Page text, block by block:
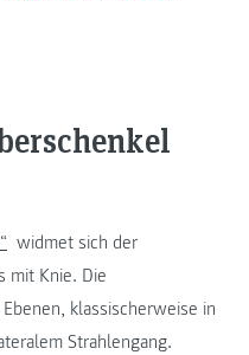
widmet sich der
mit Knie. Die
klassischerweise in
Strahlengang.